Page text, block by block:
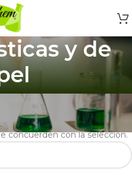
y de
y de papel
concuerden con la selección.